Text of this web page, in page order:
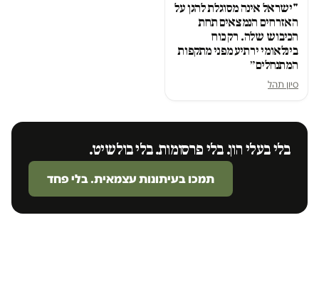
"ישראל אינה מסוגלת להגן על
האזרחים הנמצאים תחת
הכיבוש שלה. רק כוח
בינלאומי ירתיע מפני מתקפות
המתנחלים״
סיון תהל
בלי בעלי הון. בלי פרסומות. בלי בולשיט.
תמכו בעיתונות עצמאית. בלי פחד